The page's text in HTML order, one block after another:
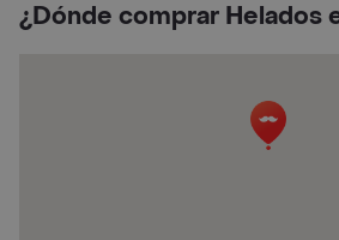
¿Dónde comprar Helados